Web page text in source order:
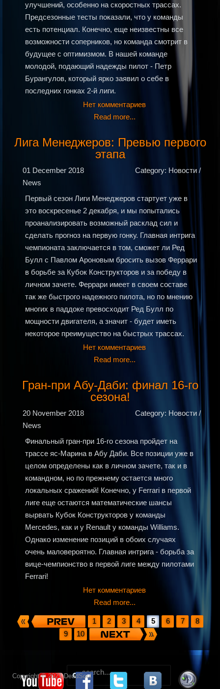
улучшений, особенно на скоростных трассах.
Предсезонные тесты показали, что у команды
есть потенциал. Конечно, еще неизвестны все
возможности соперников, но команда смотрит в
будущее с оптимизмом. В нашей команде
молодой, подающий надежды пилот - Петр
Бурангулов, который ярко заявил о себе в
последних гонках 2-й лиги.
Нет комментариев
Read more...
Лига Менеджеров: Превью первого
этапа
01 December 2018
Category: Новости /
News
Первый сезон Лиги Менеджеров стартует уже в
это воскресенье 2 декабря, и мы попытались
проанализировать возможный расклад сил и
сделать прогноз на первую гонку. Главная интрига
чемпионата заключается в том, сможет ли Ред
Булл с Павлом Ароновым бросить вызов Феррари
в борьбе за Кубок Конструкторов и за победу в
личном зачете. Феррари имеет в своем составе
так же быстрого надежного пилота, но по мнению
многих в паддоке превосходит Ред Булл по
мощности двигателя, а значит - будет иметь
некоторое преимущество на быстрых трассах.
Нет комментариев
Read more...
Гран-при Абу-Даби: финал 16-го
сезона!
20 November 2018
Category: Новости /
News
Финальный гран-при 16-го сезона пройдет на
трассе яс-Марина в Абу Даби. Все позиции уже в
целом определены как в личном зачете, так и в
командном, но по прежнему остается много
локальных сражений! Конечно, у Ferrari в первой
лиге еще остаются математические шансы
вырвать Кубок Конструкторов у команды
Mercedes, как и у Renault у команды Williams.
Однако изменение позиций в обоих случаях
очень маловероятно. Главная интрига - борьба за
вице-чемпионство в первой лиге между пилотами
Ferrari!
Нет комментариев
Read more...
1 2 3 4 5 6 7
8
9
10 .
Copyright © 2021 DeadSoul